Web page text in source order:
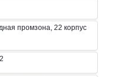
промзона, 22 корпус